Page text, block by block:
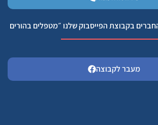
מעבר לקבוצה